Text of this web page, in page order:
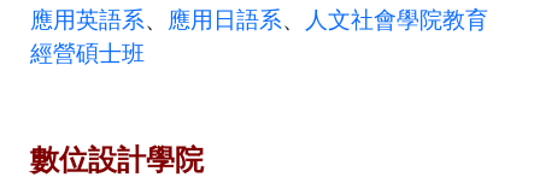
應用英語系、 應用日語系、
人文社會學院教育
經營碩士班
數位設計學院